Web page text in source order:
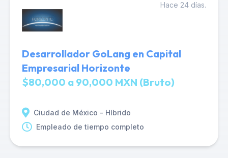
Hace 24 días.
Desarrollador GoLang en Capital
Empresarial Horizonte
$80,000 a 90,000 MXN (Bruto)
Ciudad de México - Híbrido
Empleado de tiempo completo